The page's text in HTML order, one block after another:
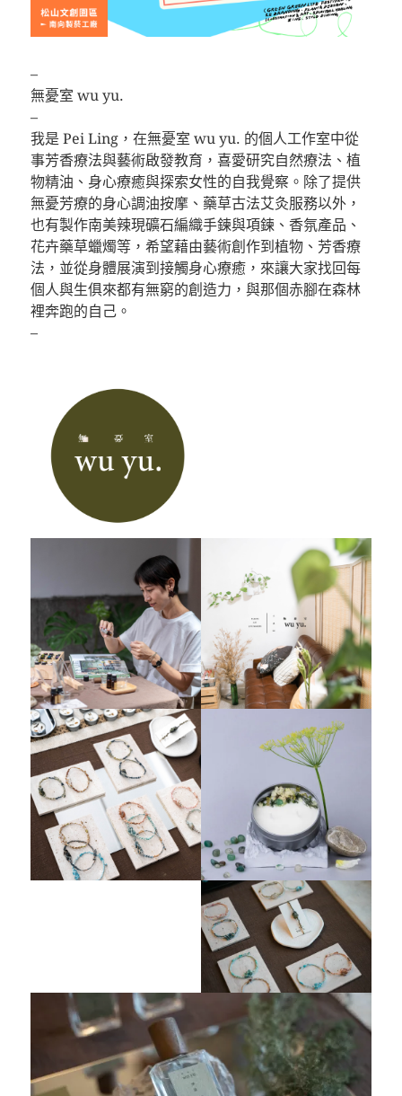
–
無憂室 wu yu.
–
我是 Pei Ling，在無憂室 wu yu. 的個人工作室中從
事芳香療法與藝術啟發教育，喜愛研究自然療法、植
物精油、身心療癒與探索女性的自我覺察。除了提供
無憂芳療的身心調油按摩、藥草古法艾灸服務以外，
也有製作南美辣現礦石編織手鍊與項鍊、香氛產品、
花卉藥草蠟燭等，希望藉由藝術創作到植物、芳香療
法，並從身體展演到接觸身心療癒，來讓大家找回每
個人與生俱來都有無窮的創造力，與那個赤腳在森林
裡奔跑的自己。
–